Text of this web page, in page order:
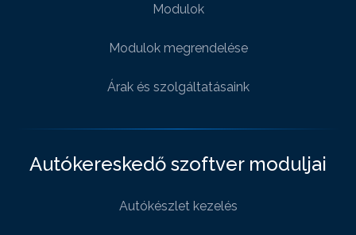
Modulok
Modulok megrendelése
Árak és szolgáltatásaink
Autókereskedő szoftver moduljai
Autókészlet kezelés